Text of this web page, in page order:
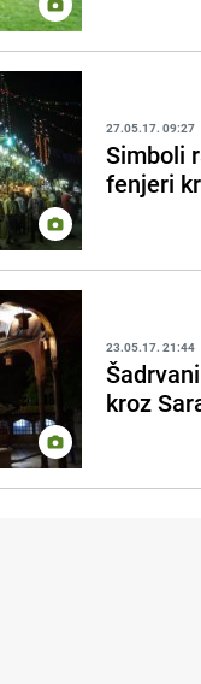
27.05.17. 09:27
Simboli
fenjeri
23.05.17. 21:44
kroz